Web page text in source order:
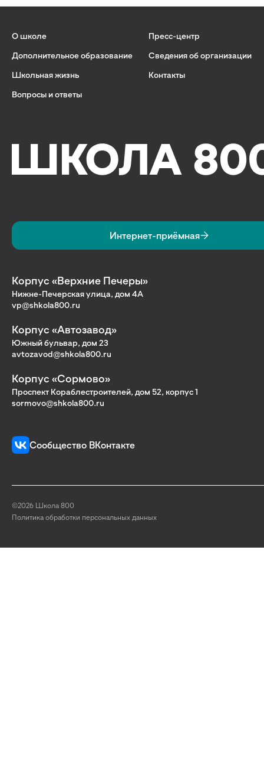
О школе
Дополнительное образование
Школьная жизнь
Вопросы и ответы
Пресс-центр
Сведения об организации
Контакты
Интернет-приёмная
Корпус «Верхние Печеры»
Нижне-Печерская улица, дом 4А
vp@shkola800.ru
Корпус «Автозавод»
Южный бульвар, дом 23
avtozavod@shkola800.ru
Корпус «Сормово»
Проспект Кораблестроителей, дом 52, корпус 1
sormovo@shkola800.ru
Сообщество ВКонтакте
©2026 Школа 800
Политика обработки персональных данных